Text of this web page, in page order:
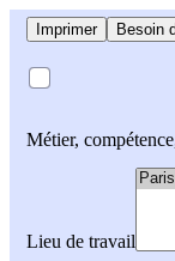
Imprimer Besoin
Métier,
Lieu de travail